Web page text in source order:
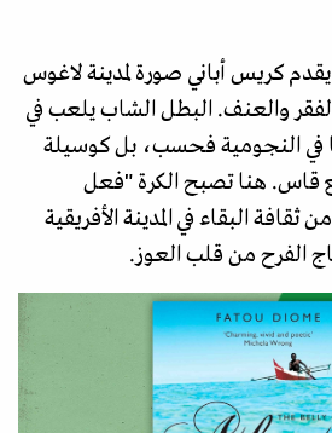
يقدم كريس أباني صورة لمدينة لاغوس
والعنف. البطل الشاب يلعب في
في النجومية فحسب، بل كوسيلة
قاس. هنا تصبح الكرة "فعل
البقاء في المدينة الأفريقية
الفرح من قلب العوز.